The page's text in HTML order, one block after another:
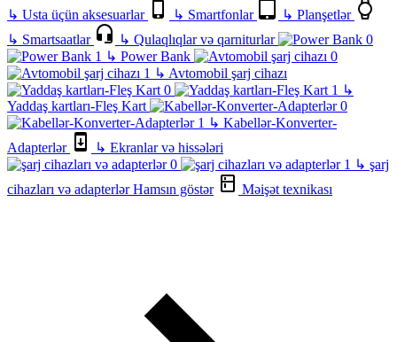
↳ Usta üçün aksesuarlar ↳ Smartfonlar ↳ Planşetlər
↳ Smartsaatlar ↳ Qulaqlıqlar və qarniturlar
↳ Power Bank
↳ Avtomobil şarj cihazı
↳
Yaddaş kartları-Fleş Kart
↳ Kabellər-Konverter-
Adapterlər
↳ Ekranlar və hissələri
↳ şarj
cihazları və adapterlərHamsın göstər Məişət texnikası